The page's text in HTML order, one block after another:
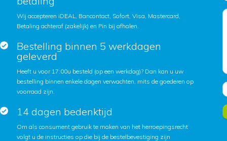
Wij accepteren iDEAL, Bancontact, Sofort, Visa, Mastercard,
Betaling achteraf (zakelijk) en Pin bij afhalen.
Bestelling binnen 5 werkdagen
geleverd
Heeft u voor 17:00u besteld (op een werkdag)? Dan kan u uw
bestelling binnen enkele dagen verwachten, mits de goederen op
voorraad zijn.
14 dagen bedenktijd
Om als consument gebruik te maken van het herroepingsrecht
volgt u de instructies op die bij de bestelbevestiging zijn